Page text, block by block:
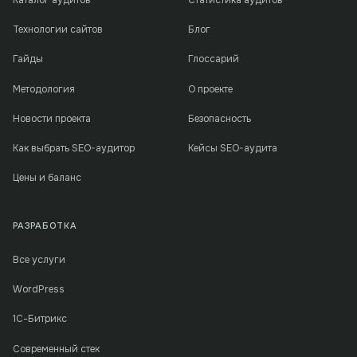
Технологии сайтов Блог
Гайды Глоссарий
Методология О проекте
Новости проекта Безопасность
Как выбрать SEO-аудитор Кейсы SEO-аудита
Цены и баланс
РАЗРАБОТКА
Все услуги
WordPress
1С-Битрикс
Современный стек